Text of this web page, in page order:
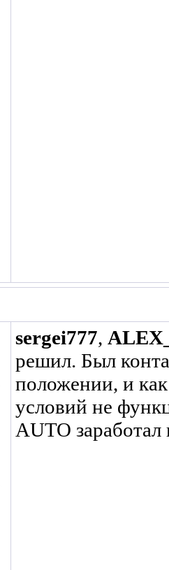
sergei777,
решил. Был
положении, и
условий не
AUTO